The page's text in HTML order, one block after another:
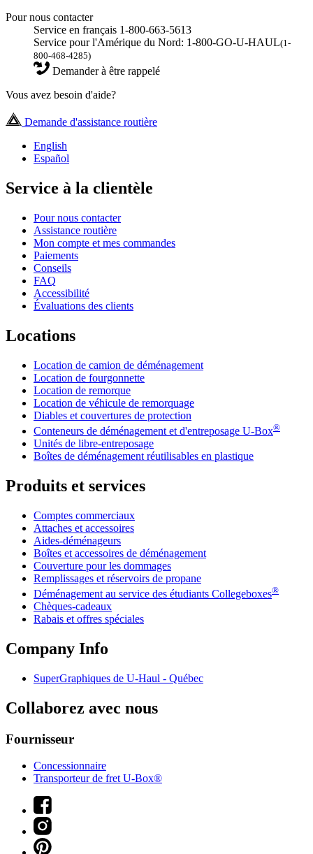
Pour nous contacter
Service en français 1-800-663-5613
Service pour l'Amérique du Nord: 1-800-GO-U-HAUL(1-
800-468-4285)
Demander à être rappelé
Vous avez besoin d'aide?
Demande d'assistance routière
English
Español
Service à la clientèle
Pour nous contacter
Assistance routière
Mon compte et mes commandes
Paiements
Conseils
FAQ
Accessibilité
Évaluations des clients
Locations
Location de camion de déménagement
Location de fourgonnette
Location de remorque
Location de véhicule de remorquage
Diables et couvertures de protection
Conteneurs de déménagement et d'entreposage U-Box®
Unités de libre-entreposage
Boîtes de déménagement réutilisables en plastique
Produits et services
Comptes commerciaux
Attaches et accessoires
Aides-déménageurs
Boîtes et accessoires de déménagement
Couverture pour les dommages
Remplissages et réservoirs de propane
Déménagement au service des étudiants Collegeboxes®
Chèques-cadeaux
Rabais et offres spéciales
Company Info
SuperGraphiques de U-Haul - Québec
Collaborez avec nous
Fournisseur
Concessionnaire
Transporteur de fret U-Box®